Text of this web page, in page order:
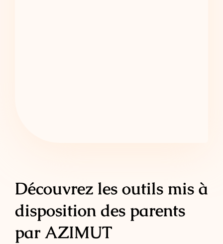
Découvrez les outils mis à
disposition des parents
par AZIMUT